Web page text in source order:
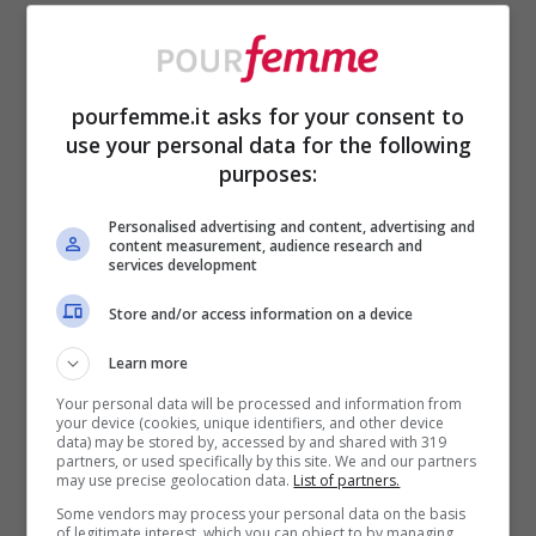
un detergente liquido, evitare
candeggianti e prodotti aggressivi,
impostare unacentrifuga bassacosì da
alternativa lavarle a mano in una bacinella
in ammollo un paio di ore e poi procediamo
al risciacquo. Stendere all’aria aperta e
lasciarle asciugare bene.
Passiamo adaspirare polvere dai tessuti,
pourfemme.it asks for your consent to
use your personal data for the following
purposes:
Personalised advertising and content, advertising and
content measurement, audience research and
services development
Store and/or access information on a device
Learn more
Your personal data will be processed and information from
your device (cookies, unique identifiers, and other device
data) may be stored by, accessed by and shared with 319
partners, or used specifically by this site. We and our partners
may use precise geolocation data. List of partners.
Some vendors may process your personal data on the basis